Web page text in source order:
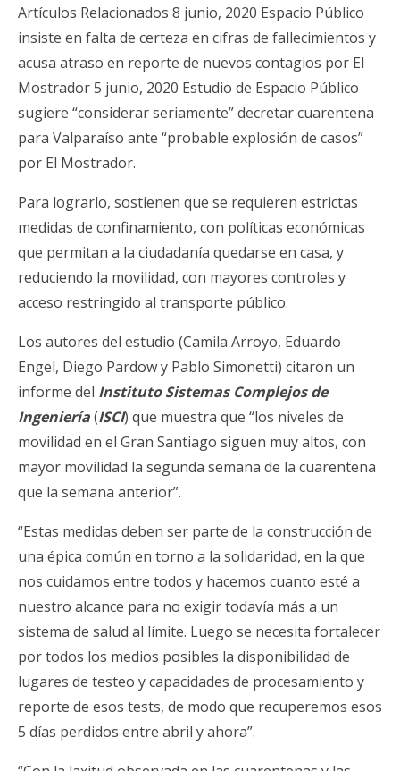
Artículos Relacionados 8 junio, 2020 Espacio Público
insiste en falta de certeza en cifras de fallecimientos y
acusa atraso en reporte de nuevos contagios por El
Mostrador 5 junio, 2020 Estudio de Espacio Público
sugiere “considerar seriamente” decretar cuarentena
para Valparaíso ante “probable explosión de casos”
por El Mostrador.
Para lograrlo, sostienen que se requieren estrictas
medidas de confinamiento, con políticas económicas
que permitan a la ciudadanía quedarse en casa, y
reduciendo la movilidad, con mayores controles y
acceso restringido al transporte público.
Los autores del estudio (Camila Arroyo, Eduardo
Engel, Diego Pardow y Pablo Simonetti) citaron un
informe del Instituto Sistemas Complejos de
Ingeniería(ISCI) que muestra que “los niveles de
movilidad en el Gran Santiago siguen muy altos, con
mayor movilidad la segunda semana de la cuarentena
que la semana anterior”.
“Estas medidas deben ser parte de la construcción de
una épica común en torno a la solidaridad, en la que
nos cuidamos entre todos y hacemos cuanto esté a
nuestro alcance para no exigir todavía más a un
sistema de salud al límite. Luego se necesita fortalecer
por todos los medios posibles la disponibilidad de
lugares de testeo y capacidades de procesamiento y
reporte de esos tests, de modo que recuperemos esos
5 días perdidos entre abril y ahora”.